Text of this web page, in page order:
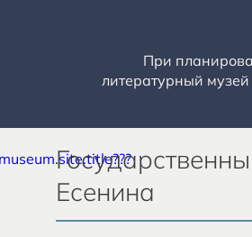
При
литературный
Есенина